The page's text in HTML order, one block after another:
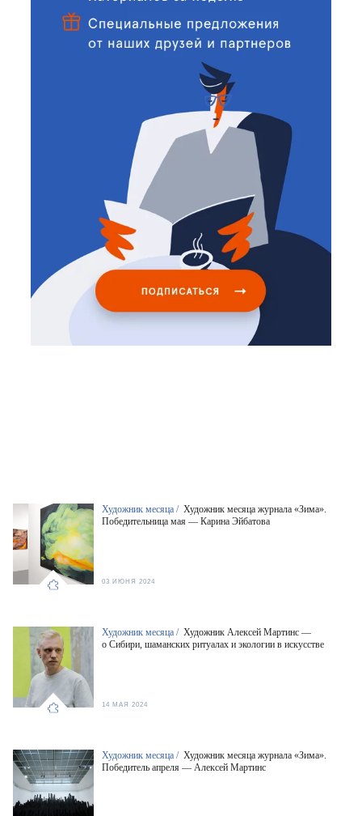
Художник месяца / Художник месяца журнала «Зима».
Победительница мая — Карина Эйбатова
03 ИЮНЯ 2024
Художник месяца / Художник Алексей Мартинс —
о Сибири, шаманских ритуалах и экологии в искусстве
14 МАЯ 2024
Художник месяца / Художник месяца журнала «Зима».
Победитель апреля — Алексей Мартинс